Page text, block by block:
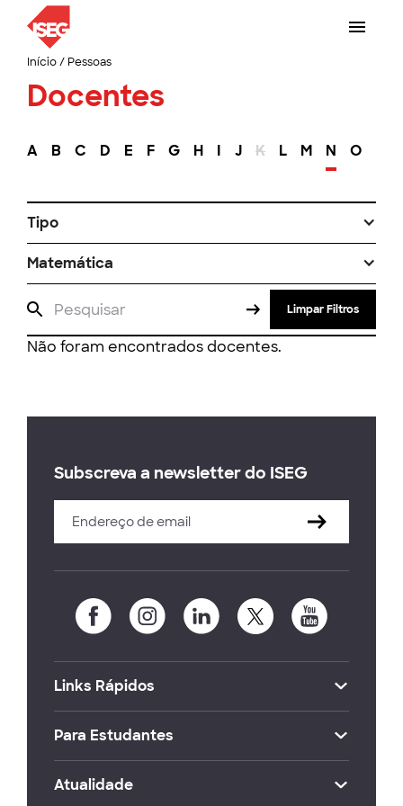
Início/ Pessoas
Docentes
A B C D E F G H I J K L M N O
Tipo
Matemática
Limpar Filtros
Não foram encontrados docentes.
Subscreva a newsletter do ISEG
Links Rápidos
Para Estudantes
Atualidade